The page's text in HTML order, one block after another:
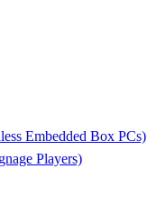
Embedded Box PCs)
Players)